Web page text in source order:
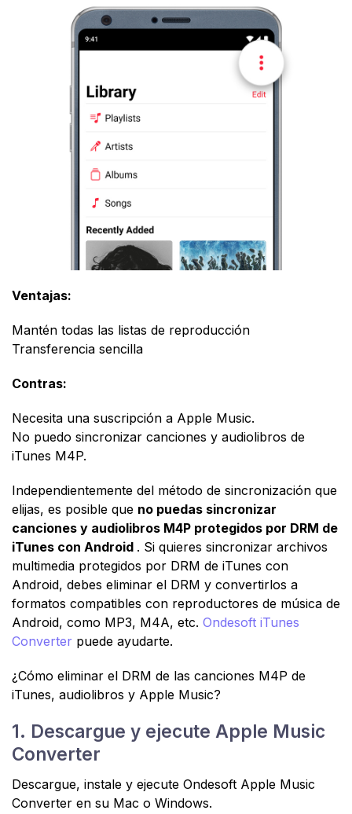
Ventajas:
Mantén todas las listas de reproducción
Transferencia sencilla
Contras:
Necesita una suscripción a Apple Music.
No puedo sincronizar canciones y audiolibros de
iTunes M4P.
Independientemente del método de sincronización que
elijas, es posible que no puedas sincronizar
canciones y audiolibros M4P protegidos por DRM de
iTunes con Android . Si quieres sincronizar archivos
multimedia protegidos por DRM de iTunes con
Android, debes eliminar el DRM y convertirlos a
formatos compatibles con reproductores de música de
Android, como MP3, M4A, etc. Ondesoft iTunes
Converter puede ayudarte.
¿Cómo eliminar el DRM de las canciones M4P de
iTunes, audiolibros y Apple Music?
1. Descargue y ejecute Apple Music
Converter
Descargue, instale y ejecute Ondesoft Apple Music
Converter en su Mac o Windows.